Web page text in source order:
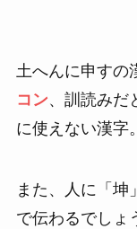
土へんに申すの
コン、訓読みだ
に使えない漢字。
また、人に「坤
で伝わるでしょ